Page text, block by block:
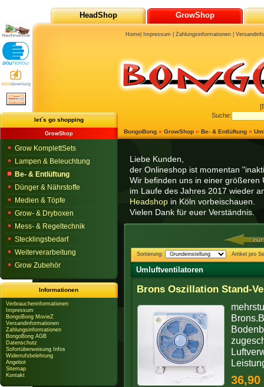
Liebe Kunden,
der Onlineshop ist momentan
Wir befinden uns in einer größeren
im Laufe des Jahres 2017 wieder
Headshop in Köln vorbeischauen.
Vielen Dank für euer Verständnis.
Sortierung: Artikel pro
Umluftventilatoren
Brons Oszillation Stand-
36,90
BongoBong » GrowShop » Be- & Entlüftung »
let´s go shopping
GrowShop
Grow KomplettSets
Lampen & Beleuchtung
Be- & Entlüftung
Dünger & Nährstoffe
Medien & Töpfe
Grow- & Dryboxen
Mess- & Regeltechnik
Stecklingsbedarf
Weiterverarbeitung
Grow Zubehör
Informationen
Verbraucherinformationen
Impressum
BongoBong MovieZ
Versandinformationen
Zahlungsinformationen
BongoBong AGB
Datenschutz
Sofortüberweisung Infos
Widerrufsbelehrung
Angebot
Sitemap
Kontakt
HeadShop GrowShop
Suche:
Home Impressum |Zahlungsinformationen |